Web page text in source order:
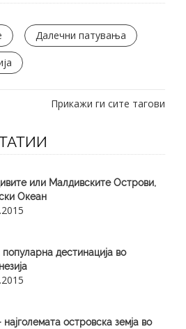
Далечни патувања
Прикажи ги сите тагови
или Малдивските Острови,
Океан
популарна дестинација во
најголемата островска земја во